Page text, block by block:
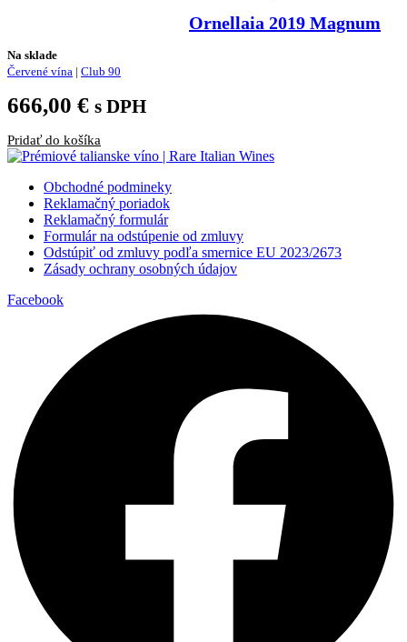
Ornellaia 2019 Magnum
Na sklade
Červené vína | Club 90
666,00 € s DPH
Pridať do košíka
Obchodné podmineky
Reklamačný poriadok
Reklamačný formulár
Formulár na odstúpenie od zmluvy
Odstúpiť od zmluvy podľa smernice EU 2023/2673
Zásady ochrany osobných údajov
Facebook